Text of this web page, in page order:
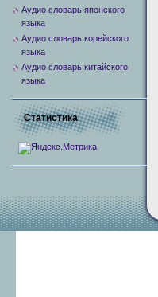
Аудио словарь японского
языка
Аудио словарь корейского
языка
Аудио словарь китайского
языка
Статистика